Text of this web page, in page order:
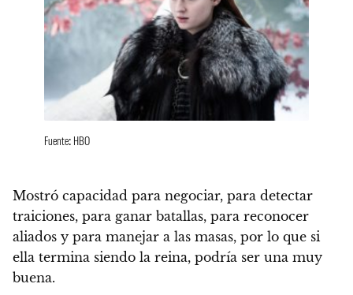
Fuente: HBO
Mostró capacidad para negociar, para detectar
traiciones, para ganar batallas, para reconocer
aliados y para manejar a las masas, por lo que si
ella termina siendo la reina, podría ser una muy
buena.